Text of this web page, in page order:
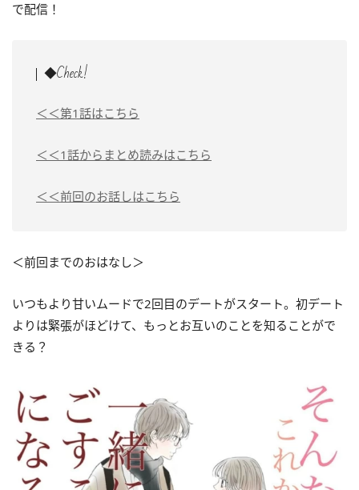
で配信！
◆Check!
＜＜第1話はこちら
＜＜1話からまとめ読みはこちら
＜＜前回のお話しはこちら
＜前回までのおはなし＞
いつもより甘いムードで2回目のデートがスタート。初デート
よりは緊張がほどけて、もっとお互いのことを知ることがで
きる？